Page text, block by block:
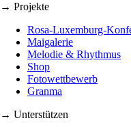
→ Projekte
Rosa-Luxemburg-
Maigalerie
Melodie & Rhythmus
Shop
Fotowettbewerb
Granma
→ Unterstützen